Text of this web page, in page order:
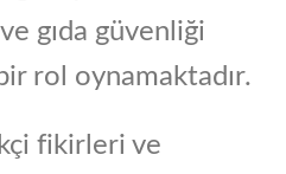
gıda güvenliği
rol oynamaktadır.
fikirleri ve